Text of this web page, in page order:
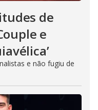
de
e
e não fugiu de